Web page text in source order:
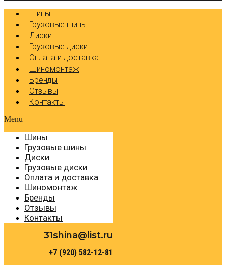
Шины
Грузовые шины
Диски
Грузовые диски
Оплата и доставка
Шиномонтаж
Бренды
Отзывы
Контакты
Menu
Шины
Грузовые шины
Диски
Грузовые диски
Оплата и доставка
Шиномонтаж
Бренды
Отзывы
Контакты
31shina@list.ru
+7 (920) 582-12-81